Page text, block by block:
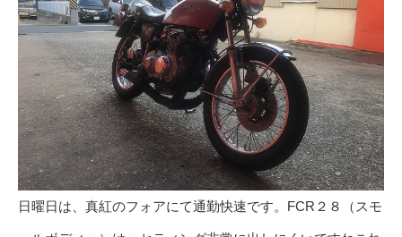
日曜日は、真紅のフォアにて通勤快速です。FCR２８（スモ